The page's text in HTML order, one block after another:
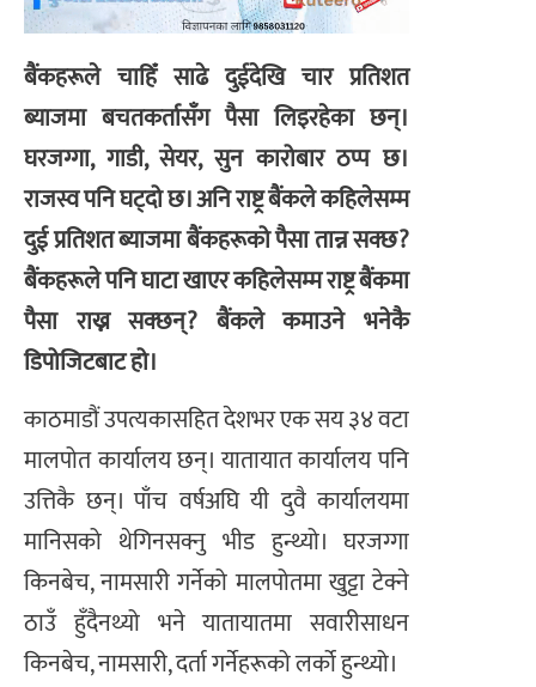
बैंकहरूले चाहिँ साढे दुईदेखि चार प्रतिशत
ब्याजमा बचतकर्तासँग पैसा लिइरहेका छन्।
घरजग्गा, गाडी, सेयर, सुन कारोबार ठप्प छ।
राजस्व पनि घट्दो छ। अनि राष्ट्र बैंकले कहिलेसम्म
दुई प्रतिशत ब्याजमा बैंकहरूको पैसा तान्न सक्छ?
बैंकहरूले पनि घाटा खाएर कहिलेसम्म राष्ट्र बैंकमा
पैसा राख्न सक्छन्? बैंकले कमाउने भनेकै
डिपोजिटबाट हो।
काठमाडौं उपत्यकासहित देशभर एक सय ३४ वटा
मालपोत कार्यालय छन्। यातायात कार्यालय पनि
उत्तिकै छन्। पाँच वर्षअघि यी दुवै कार्यालयमा
मानिसको थेगिनसक्नु भीड हुन्थ्यो। घरजग्गा
किनबेच, नामसारी गर्नेको मालपोतमा खुट्टा टेक्ने
ठाउँ हुँदैनथ्यो भने यातायातमा सवारीसाधन
किनबेच, नामसारी, दर्ता गर्नेहरूको लर्को हुन्थ्यो।